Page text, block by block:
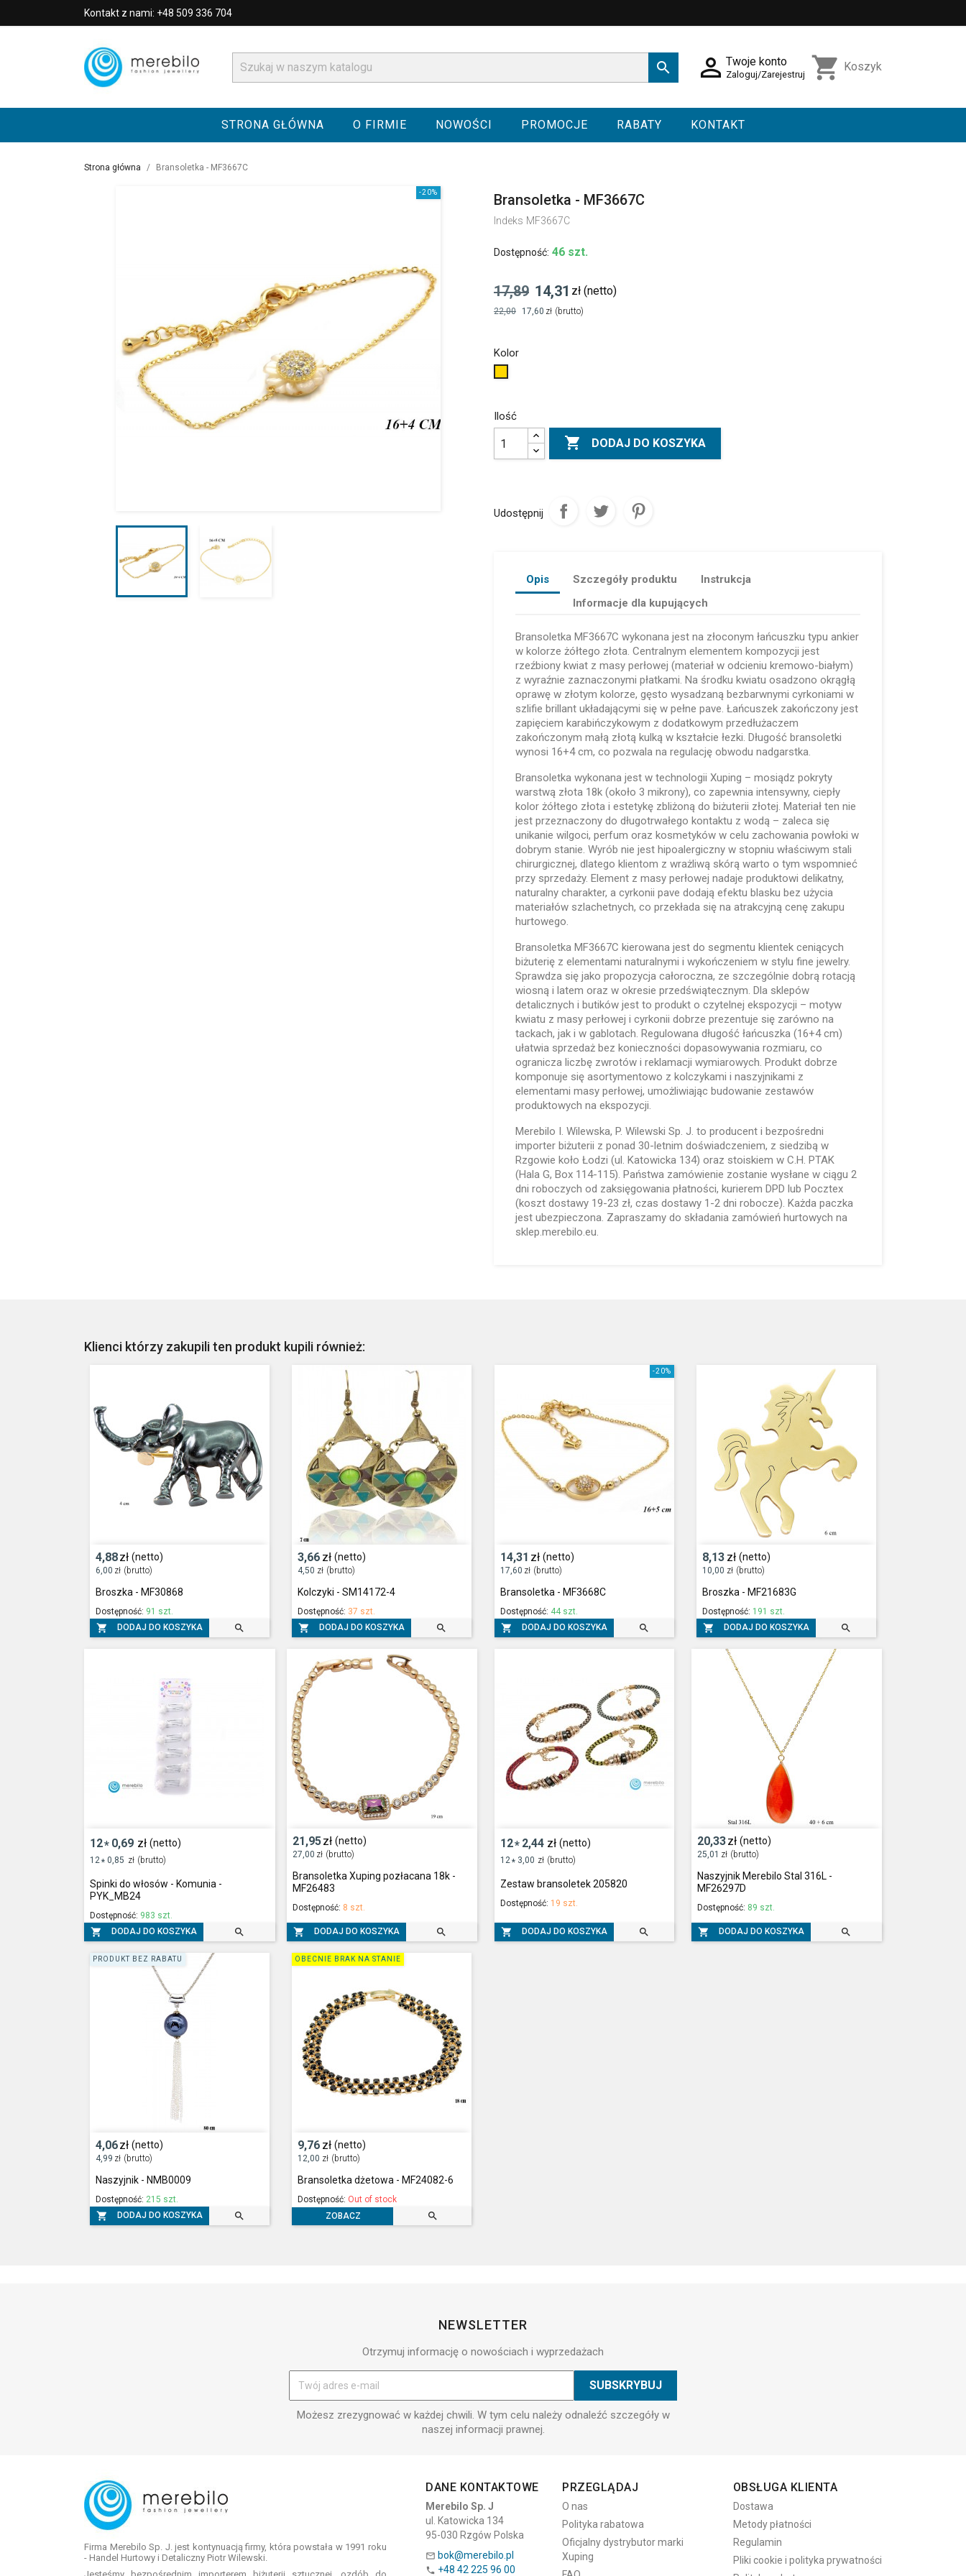
Kontakt z nami: +48 509 336 704
  Twoje konto
Zaloguj/Zarejestruj shopping_cart Koszyk
STRONA GŁÓWNA O FIRMIE NOWOŚCI PROMOCJE RABATY KONTAKT
Strona główna Bransoletka - MF3667C
-20% Bransoletka - MF3667C
Indeks MF3667C
Dostępność: 46 szt.
17,89 14,31 zł (netto)
22,00 17,60 zł (brutto)
Kolor
Ilość
 DODAJ DO KOSZYKA
Udostępnij
Opis Szczegóły produktu
Instrukcja
Informacje dla kupujących
Bransoletka MF3667C wykonana jest na złoconym łańcuszku typu ankier
w kolorze żółtego złota. Centralnym elementem kompozycji jest
rzeźbiony kwiat z masy perłowej (materiał w odcieniu kremowo-białym)
z wyraźnie zaznaczonymi płatkami. Na środku kwiatu osadzono okrągłą
oprawę w złotym kolorze, gęsto wysadzaną bezbarwnymi cyrkoniami w
szlifie brillant układającymi się w pełne pave. Łańcuszek zakończony jest
zapięciem karabińczykowym z dodatkowym przedłużaczem
zakończonym małą złotą kulką w kształcie łezki. Długość bransoletki
wynosi 16+4 cm, co pozwala na regulację obwodu nadgarstka.
Bransoletka wykonana jest w technologii Xuping – mosiądz pokryty
warstwą złota 18k (około 3 mikrony), co zapewnia intensywny, ciepły
kolor żółtego złota i estetykę zbliżoną do biżuterii złotej. Materiał ten nie
jest przeznaczony do długotrwałego kontaktu z wodą – zaleca się
unikanie wilgoci, perfum oraz kosmetyków w celu zachowania powłoki w
dobrym stanie. Wyrób nie jest hipoalergiczny w stopniu właściwym stali
chirurgicznej, dlatego klientom z wrażliwą skórą warto o tym wspomnieć
przy sprzedaży. Element z masy perłowej nadaje produktowi delikatny,
naturalny charakter, a cyrkonii pave dodają efektu blasku bez użycia
materiałów szlachetnych, co przekłada się na atrakcyjną cenę zakupu
hurtowego.
Bransoletka MF3667C kierowana jest do segmentu klientek ceniących
biżuterię z elementami naturalnymi i wykończeniem w stylu fine jewelry.
Sprawdza się jako propozycja całoroczna, ze szczególnie dobrą rotacją
wiosną i latem oraz w okresie przedświątecznym. Dla sklepów
detalicznych i butików jest to produkt o czytelnej ekspozycji – motyw
kwiatu z masy perłowej i cyrkonii dobrze prezentuje się zarówno na
tackach, jak i w gablotach. Regulowana długość łańcuszka (16+4 cm)
ułatwia sprzedaż bez konieczności dopasowywania rozmiaru, co
ogranicza liczbę zwrotów i reklamacji wymiarowych. Produkt dobrze
komponuje się asortymentowo z kolczykami i naszyjnikami z
elementami masy perłowej, umożliwiając budowanie zestawów
produktowych na ekspozycji.
Merebilo I. Wilewska, P. Wilewski Sp. J. to producent i bezpośredni
importer biżuterii z ponad 30-letnim doświadczeniem, z siedzibą w
Rzgowie koło Łodzi (ul. Katowicka 134) oraz stoiskiem w C.H. PTAK
(Hala G, Box 114-115). Państwa zamówienie zostanie wysłane w ciągu 2
dni roboczych od zaksięgowania płatności, kurierem DPD lub Pocztex
(koszt dostawy 19-23 zł, czas dostawy 1-2 dni robocze). Każda paczka
jest ubezpieczona. Zapraszamy do składania zamówień hurtowych na
sklep.merebilo.eu.
Klienci którzy zakupili ten produkt kupili również:
4,88zł (netto)
6,00 zł (brutto)
Broszka - MF30868
Dostępność: 91 szt.
 DODAJ DO KOSZYKA 
3,66 zł (netto)
4,50 zł (brutto)
Kolczyki - SM14172-4
Dostępność: 37 szt.
 DODAJ DO KOSZYKA 
14,31 zł (netto)
17,60 zł (brutto)
Bransoletka - MF3668C
Dostępność: 44 szt.
 DODAJ DO KOSZYKA 
-20%
8,13 zł (netto)
10,00 zł (brutto)
Broszka - MF21683G
Dostępność: 191 szt.
 DODAJ DO KOSZYKA 
12* 0,69 zł (netto)
12* 0,85 zł (brutto)
Spinki do włosów - Komunia -
PYK_MB24
Dostępność: 983 szt.
 DODAJ DO KOSZYKA 
21,95zł (netto)
27,00 zł (brutto)
Bransoletka Xuping pozłacana 18k -
MF26483
Dostępność: 8 szt.
 DODAJ DO KOSZYKA 
12* 2,44 zł (netto)
12* 3,00 zł (brutto)
Zestaw bransoletek 205820
Dostępność: 19 szt.
 DODAJ DO KOSZYKA 
20,33zł (netto)
25,01 zł (brutto)
Naszyjnik Merebilo Stal 316L -
MF26297D
Dostępność: 89 szt.
 DODAJ DO KOSZYKA 
4,06zł (netto)
4,99 zł (brutto)
Naszyjnik - NMB0009
Dostępność: 215 szt.
 DODAJ DO KOSZYKA 
PRODUKT BEZ RABATU
9,76 zł (netto)
12,00 zł (brutto)
Bransoletka dżetowa - MF24082-6
Dostępność: Out of stock
ZOBACZ

OBECNIE BRAK NA STANIE
NEWSLETTER
Otrzymuj informację o nowościach i wyprzedażach
Możesz zrezygnować w każdej chwili. W tym celu należy odnaleźć szczegóły w
naszej informacji prawnej.
Firma Merebilo Sp. J. jest kontynuacją firmy, która powstała w 1991 roku
- Handel Hurtowy i Detaliczny Piotr Wilewski.
DANE KONTAKTOWE
Merebilo Sp. J
ul. Katowicka 134
95-030 Rzgów Polska
 bok@merebilo.pl
 +48 42 225 96 00
PRZEGLĄDAJ
O nas
Polityka rabatowa
Oficjalny dystrybutor marki
Xuping
OBSŁUGA KLIENTA
Dostawa
Metody płatności
Regulamin
Pliki cookie i polityka prywatności